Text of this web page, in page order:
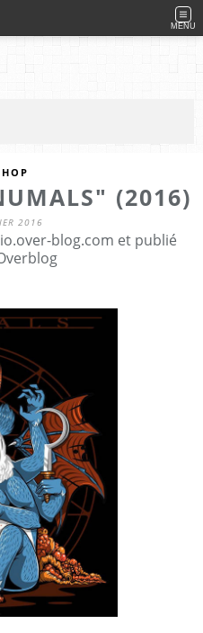
MENU
(2016)
2016
blog.com et publié